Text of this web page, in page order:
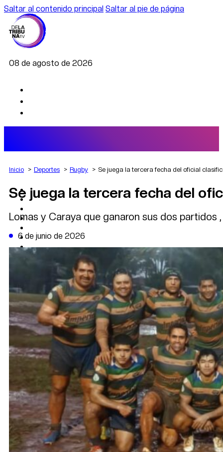
Saltar al contenido principal Saltar al pie de página
08 de agosto de 2026
AGRO
DEPORTES
POLÍTICA
DATA FIRME
DE LA TRIBUNA TV
Inicio Deportes Rugby Se juega la tercera fecha del oficial
Se juega la tercera fecha del
Lomas y Caraya que ganaron sus dos
6 de junio de 2026